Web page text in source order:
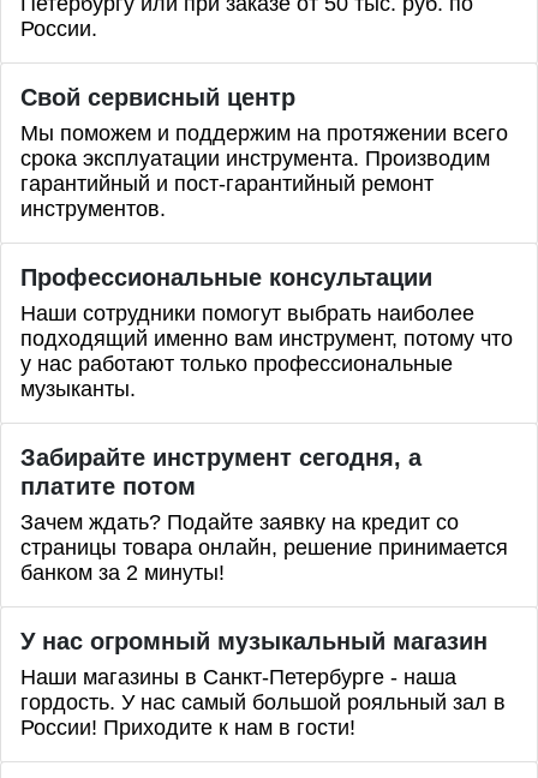
России.
Свой сервисный центр
Мы поможем и поддержим на протяжении всего
срока эксплуатации инструмента. Производим
гарантийный и пост-гарантийный ремонт
инструментов.
Профессиональные консультации
Наши сотрудники помогут выбрать наиболее
подходящий именно вам инструмент, потому что
у нас работают только профессиональные
музыканты.
Забирайте инструмент сегодня, а
платите потом
Зачем ждать? Подайте заявку на кредит со
страницы товара онлайн, решение принимается
банком за 2 минуты!
У нас огромный музыкальный магазин
Наши магазины в Санкт-Петербурге - наша
гордость. У нас самый большой рояльный зал в
России! Приходите к нам в гости!